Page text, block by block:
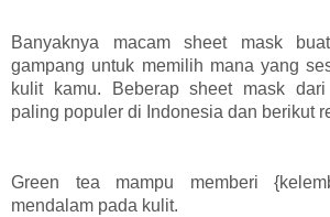
Banyaknya macam sheet mask
gampang untuk memilih mana yang
kulit kamu. Beberap sheet mask
paling populer di Indonesia dan berikut
Green tea mampu memberi
mendalam pada kulit.